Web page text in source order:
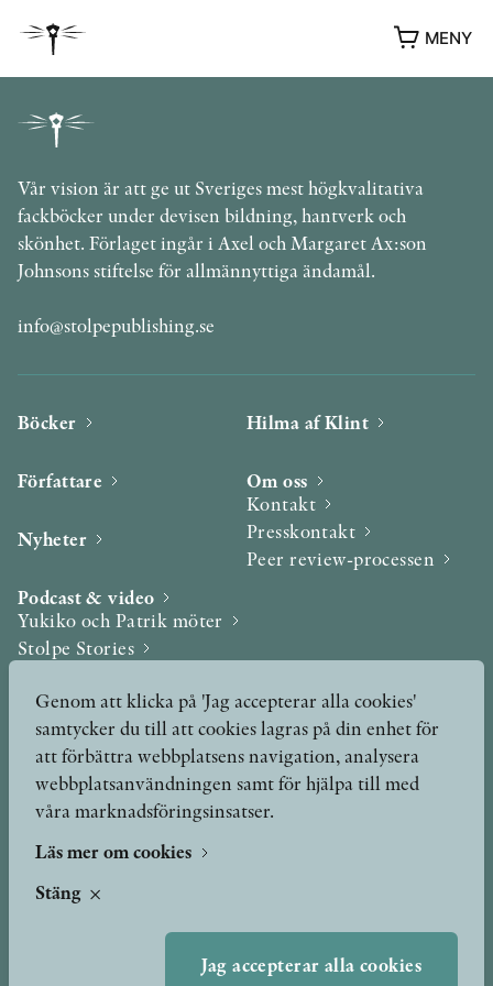
MENY
UTMÄRKELSER
KONTAKT
Vår vision är att ge ut Sveriges mest högkvalitativa
fackböcker under devisen bildning, hantverk och
skönhet. Förlaget ingår i Axel och Margaret Ax:son
Johnsons stiftelse för allmännyttiga ändamål.
info@stolpepublishing.se
Böcker
Författare
Nyheter
Podcast & video
Yukiko och Patrik möter
Stolpe Stories
Utmärkelser & Format
Utmärkelser
Övriga format
Hilma af Klint
Om oss
Kontakt
Presskontakt
Peer review-processen
Genom att klicka på 'Jag accepterar alla cookies'
samtycker du till att cookies lagras på din enhet för
att förbättra webbplatsens navigation, analysera
webbplatsanvändningen samt för hjälpa till med
våra marknadsföringsinsatser.
Läs mer om cookies
Stäng
Jag accepterar alla cookies